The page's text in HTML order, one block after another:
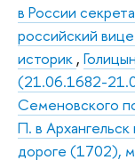
в России
российский
историк ,
(21.06.1682-
Семеновского
П. в
дороге (1702),